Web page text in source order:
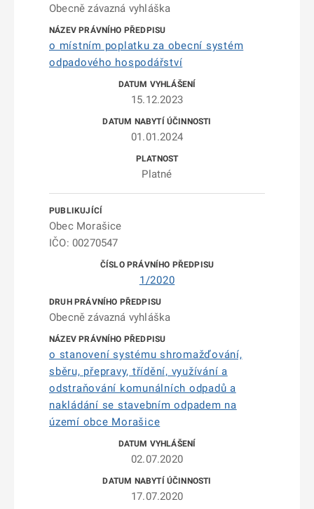
Obecně závazná vyhláška
o místním poplatku za obecní systém
odpadového hospodářství
15.12.2023
01.01.2024
Platné
Obec Morašice
IČO: 00270547
1/2020
Obecně závazná vyhláška
o stanovení systému shromažďování,
sběru, přepravy, třídění, využívání a
odstraňování komunálních odpadů a
nakládání se stavebním odpadem na
území obce Morašice
02.07.2020
17.07.2020